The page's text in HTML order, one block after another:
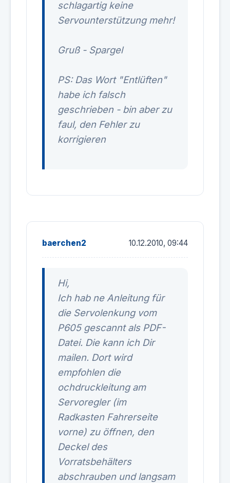
schlagartig keine
Servounterstützung mehr!
Gruß - Spargel
PS: Das Wort "Entlüften"
habe ich falsch
geschrieben - bin aber zu
faul, den Fehler zu
korrigieren
baerchen2 10.12.2010, 09:44
Hi,
Ich hab ne Anleitung für
die Servolenkung vom
P605 gescannt als PDF-
Datei. Die kann ich Dir
mailen. Dort wird
empfohlen die
ochdruckleitung am
Servoregler (im
Radkasten Fahrerseite
vorne) zu öffnen, den
Deckel des
Vorratsbehälters
abschrauben und langsam